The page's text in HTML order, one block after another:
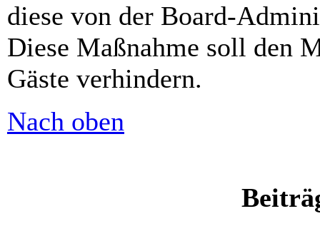
diese von der Board-
Diese Maßnahme soll den
Gäste verhindern.
Nach oben